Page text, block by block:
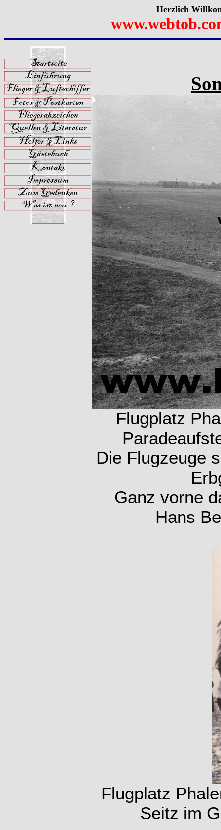
Herzlich
Flugplatz
Die Flugzeuge
Ganz vorne
Hans
Flugplatz
Seitz im